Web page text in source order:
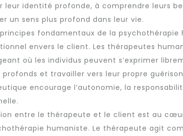
leur identité profonde, à comprendre leurs
un sens plus profond dans leur vie.
fondamentaux de la
envers le client. Les thérapeutes
où les individus peuvent s’exprimer
profonds et travailler vers leur propre
encourage l’autonomie, la
entre le thérapeute et le client est au
humaniste. Le thérapeute agit